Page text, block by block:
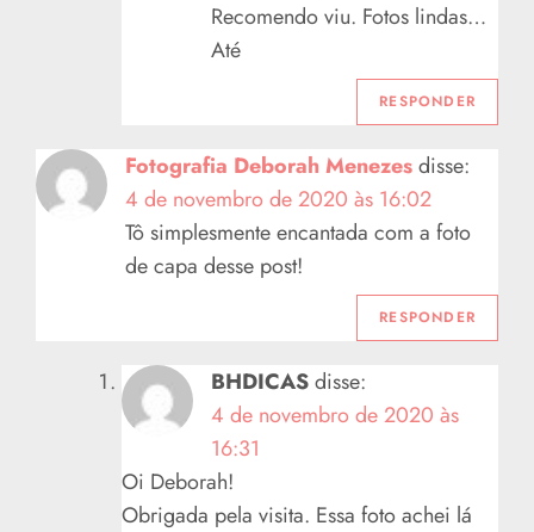
Recomendo viu. Fotos lindas…
Até
RESPONDER
Fotografia Deborah Menezesdisse:
4 de novembro de 2020 às 16:02
Tô simplesmente encantada com a foto
de capa desse post!
RESPONDER
BHDICASdisse:
4 de novembro de 2020 às
16:31
Oi Deborah!
Obrigada pela visita. Essa foto achei lá